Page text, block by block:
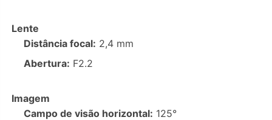
Lente
Distância focal: 2,4 mm
Abertura: F2.2
Imagem
Campo de visão horizontal: 125°